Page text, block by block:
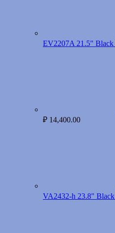
EV2207A 21.5" Black
₽ 14,400.00
VA2432-h 23.8" Black